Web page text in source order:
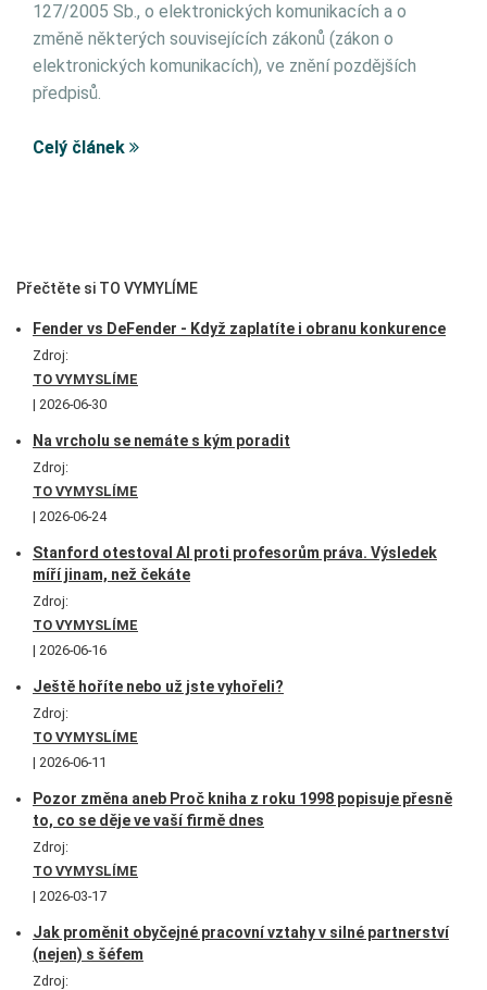
127/2005 Sb., o elektronických komunikacích a o
změně některých souvisejících zákonů (zákon o
elektronických komunikacích), ve znění pozdějších
předpisů.
Celý článek
Přečtěte si TO VYMYLÍME
Fender vs DeFender - Když zaplatíte i obranu konkurence
Zdroj:
TO VYMYSLÍME
2026-06-30
Na vrcholu se nemáte s kým poradit
Zdroj:
TO VYMYSLÍME
2026-06-24
Stanford otestoval AI proti profesorům práva. Výsledek
míří jinam, než čekáte
Zdroj:
TO VYMYSLÍME
2026-06-16
Ještě hoříte nebo už jste vyhořeli?
Zdroj:
TO VYMYSLÍME
2026-06-11
Pozor změna aneb Proč kniha z roku 1998 popisuje přesně
to, co se děje ve vaší firmě dnes
Zdroj:
TO VYMYSLÍME
2026-03-17
Jak proměnit obyčejné pracovní vztahy v silné partnerství
(nejen) s šéfem
Zdroj: